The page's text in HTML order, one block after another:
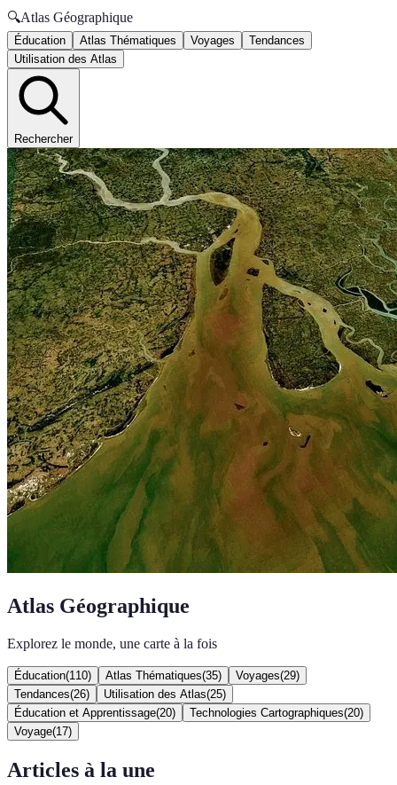
🔍Atlas Géographique
Éducation Atlas Thématiques Voyages
Tendances
Utilisation des Atlas
Rechercher
Atlas Géographique
Explorez le monde, une carte à la fois
Éducation(110) Atlas Thématiques(35) Voyages(29)
Tendances(26) Utilisation des Atlas(25)
Éducation et Apprentissage(20) Technologies Cartographiques(20)
Voyage(17)
Articles à la une